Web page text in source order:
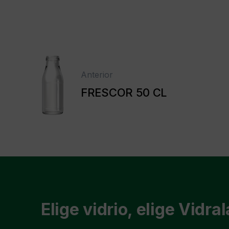
Anterior
FRESCOR 50 CL
Elige vidrio, elige